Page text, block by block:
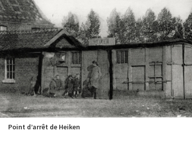
Point d’arrêt de Heiken